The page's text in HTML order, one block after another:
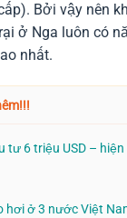
Bởi vậy nên
ở Nga luôn có
nhất.
tư 6 triệu USD –
hơi ở 3 nước Việt